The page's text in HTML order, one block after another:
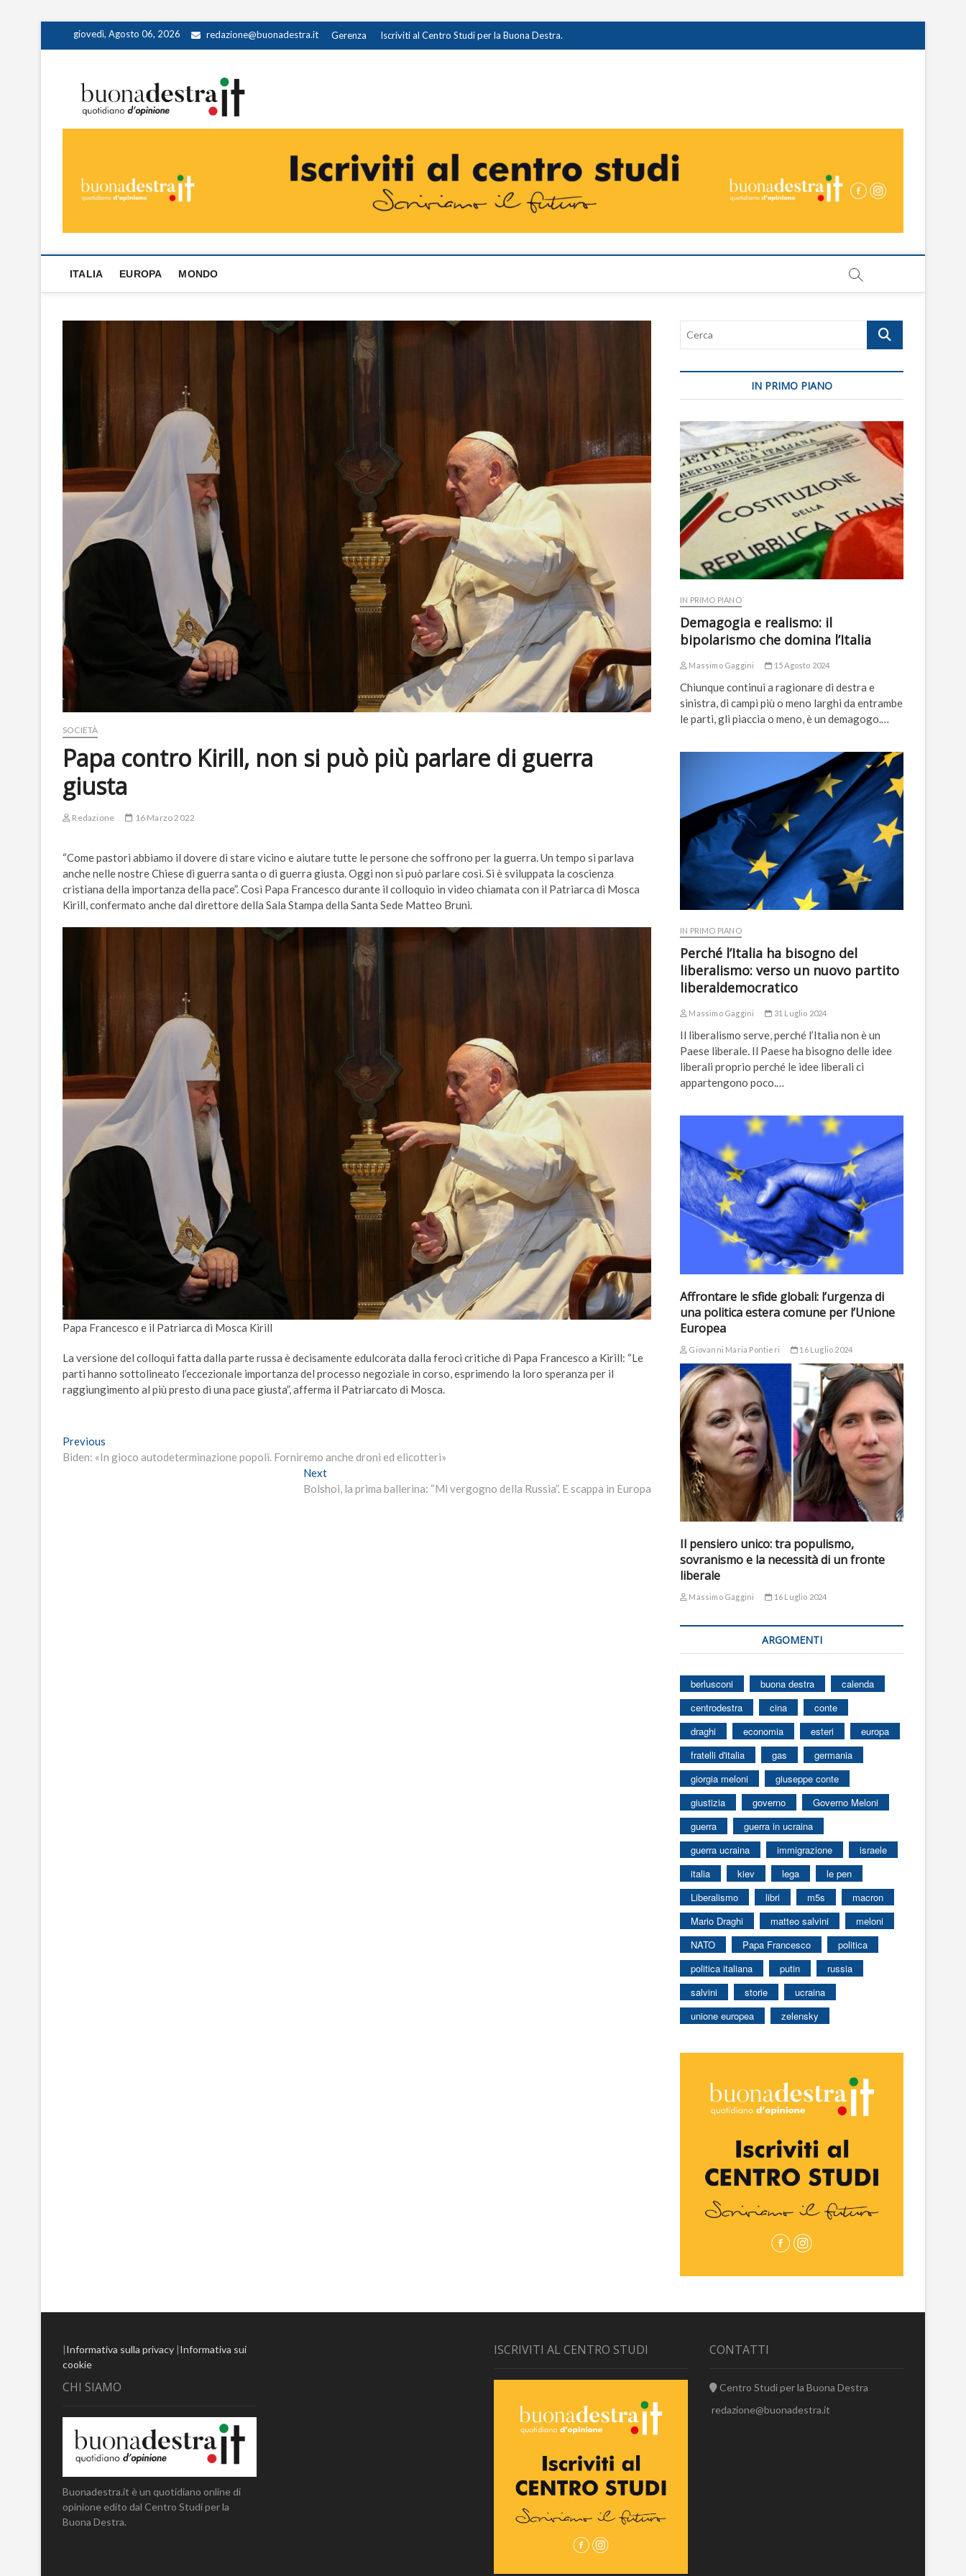
giovedì, Agosto 06, 2026 redazione@buonadestra.it Gerenza Iscriviti al Centro Studi per la Buona Destra.
ITALIA EUROPA MONDO
SOCIETÀ
Papa contro Kirill, non si può più parlare di guerra
giusta
Redazione 16 Marzo 2022
“Come pastori abbiamo il dovere di stare vicino e aiutare tutte le persone che soffrono per la guerra. Un tempo si parlava
anche nelle nostre Chiese di guerra santa o di guerra giusta. Oggi non si può parlare così. Si è sviluppata la coscienza
cristiana della importanza della pace”. Così Papa Francesco durante il colloquio in video chiamata con il Patriarca di Mosca
Kirill, confermato anche dal direttore della Sala Stampa della Santa Sede Matteo Bruni.
Papa Francesco e il Patriarca di Mosca Kirill
La versione del colloqui fatta dalla parte russa è decisamente edulcorata dalla feroci critiche di Papa Francesco a Kirill: “Le
parti hanno sottolineato l’eccezionale importanza del processo negoziale in corso, esprimendo la loro speranza per il
raggiungimento al più presto di una pace giusta”, afferma il Patriarcato di Mosca.
Navigazione
articoli
Previous
post:
Biden: «In gioco autodeterminazione popoli. Forniremo anche droni ed elicotteri»
NextNext
post:
Bolshoi, la prima ballerina: “Mi vergogno della Russia”. E scappa in Europa
Cerca
IN PRIMO PIANO
IN PRIMO PIANO
Demagogia e realismo: il
bipolarismo che domina l’Italia
Massimo Gaggini 15 Agosto 2024
Chiunque continui a ragionare di destra e
sinistra, di campi più o meno larghi da entrambe
le parti, gli piaccia o meno, è un demagogo.…
IN PRIMO PIANO
Perché l’Italia ha bisogno del
liberalismo: verso un nuovo partito
liberaldemocratico
Massimo Gaggini 31 Luglio 2024
Il liberalismo serve, perché l’Italia non è un
Paese liberale. Il Paese ha bisogno delle idee
liberali proprio perché le idee liberali ci
appartengono poco.…
Affrontare le sfide globali: l’urgenza di
una politica estera comune per l’Unione
Europea
Giovanni Maria Pontieri 16 Luglio 2024
Il pensiero unico: tra populismo,
sovranismo e la necessità di un fronte
liberale
Massimo Gaggini 16 Luglio 2024
ARGOMENTI
berlusconi buona destra
calenda
centrodestra
cina
conte
draghi
economia esteri
europa
fratelli d'italia
gas
germania
giorgia meloni
giuseppe conte
giustizia
governo
Governo Meloni
guerra
guerra in ucraina
guerra ucraina
immigrazione
israele
italia
kiev lega
le pen
Liberalismo
libri m5s
macron
Mario Draghi
matteo salvini
meloni
NATO
Papa Francesco
politica
politica italiana
putin
russia
salvini
storie
ucraina
unione europea
zelensky
|Informativa sulla privacy |Informativa sui
cookie
CHI SIAMO
Buonadestra.it è un quotidiano online di
opinione edito dal Centro Studi per la
Buona Destra.
ISCRIVITI AL CENTRO STUDI CONTATTI
Centro Studi per la Buona Destra
redazione@buonadestra.it